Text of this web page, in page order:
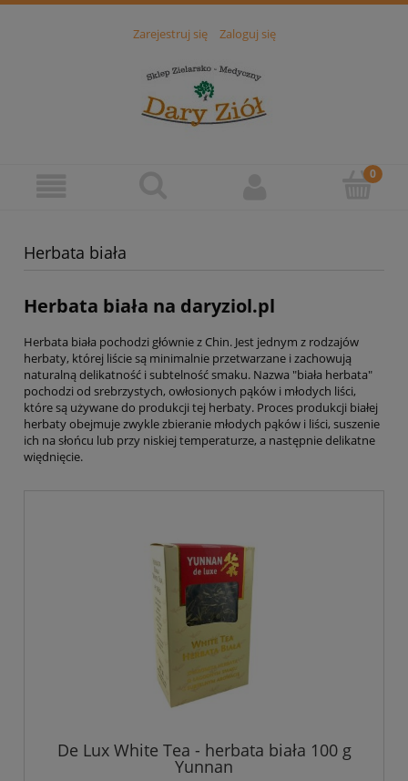
Zarejestruj się Zaloguj się
Herbata biała
Herbata biała na daryziol.pl
Herbata biała pochodzi głównie z Chin. Jest jednym z rodzajów
herbaty, której liście są minimalnie przetwarzane i zachowują
naturalną delikatność i subtelność smaku. Nazwa "biała herbata"
pochodzi od srebrzystych, owłosionych pąków i młodych liści,
które są używane do produkcji tej herbaty. Proces produkcji białej
herbaty obejmuje zwykle zbieranie młodych pąków i liści, suszenie
ich na słońcu lub przy niskiej temperaturze, a następnie delikatne
więdnięcie.
De Lux White Tea - herbata biała 100 g
Yunnan